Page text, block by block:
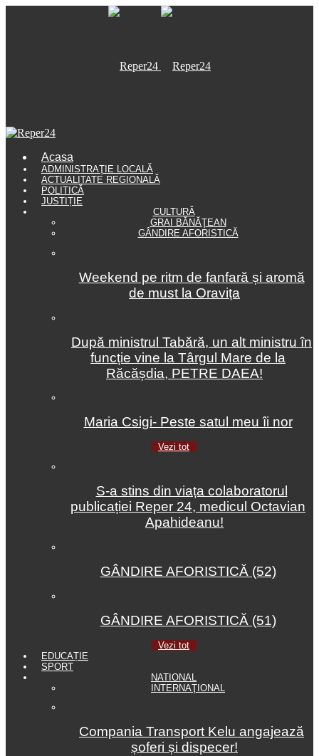
Acasa
ADMINISTRAŢIE LOCALĂ
ACTUALITATE REGIONALĂ
POLITICĂ
JUSTIȚIE
CULTURĂ
GRAI BĂNĂŢEAN
GÂNDIRE AFORISTICĂ
Weekend pe ritm de fanfară și aromă
de must la Oravița
După ministrul Tabără, un alt ministru în
funcție vine la Târgul Mare de la
Răcășdia, PETRE DAEA!
Maria Csigi- Peste satul meu îi nor
Vezi tot
S-a stins din viața colaboratorul
publicației Reper 24, medicul Octavian
Apahideanu!
GÂNDIRE AFORISTICĂ (52)
GÂNDIRE AFORISTICĂ (51)
Vezi tot
EDUCAȚIE
SPORT
NATIONAL
INTERNAŢIONAL
Compania Transport Kelu angajează
șoferi și dispecer!